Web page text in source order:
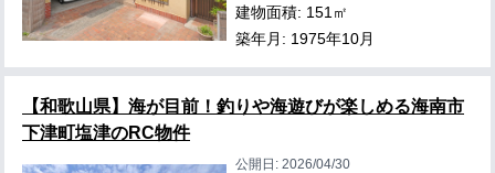
建物面積: 151㎡
築年月: 1975年10月
【和歌山県】海が目前！釣りや海遊びが楽しめる海南市
下津町塩津のRC物件
公開日:2026/04/30